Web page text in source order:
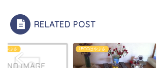
RELATED POST
はやぶさ LEGOはやぶさ